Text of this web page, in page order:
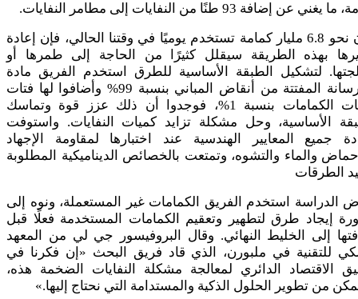
عن إضافة 93 طنًا من النفايات إلى مطامر النفايات.
ولأن نحو 6.8 مليار كمامة تستخدم يوميًا في وقتنا الحالي، فإن إعادة
بهذه الطريقة سيقلل كثيرًا من الحاجة إلى طمرها أو
لتشكيل الطبقة الأساسية للطرق استخدم الفريق مادة
الخرسانة المفتتة من أنقاض المباني بنسبة 99% وأضافوا لها فتات
نفايات الكمامات بنسبة 1%، فوجدوا أن ذلك عزز قوة وتماسك
الأساسية، وحل مشكلة تزايد كميات النفايات. واستوفت
جميع المعايير الهندسية عند اختبارها لمقاومة الإجهاد
والماء والتشوه، وتمتعت بالخصائص الديناميكية المطلوبة
الطرقات
الدراسة استخدم الفريق الكمامات غير المستعملة، ونوه إلى
إيجاد طرق لتطهير وتعقيم الكمامات المستخدمة فعلًا قبل
إلى الخليط النهائي. وقال البروفيسور جي لي من المعهد
للتقنية في ملبورن، الذي قاد فريق البحث «إن فكرنا في
الاقتصاد الدائري لمعالجة مشكلة النفايات الضخمة هذه،
من تطوير الحلول الذكية والمستدامة التي نحتاج إليها.»